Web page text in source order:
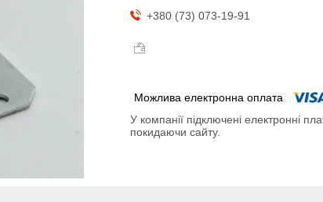
+380 (73) 073-19-91
У компанії підключені електронні
покидаючи сайту.